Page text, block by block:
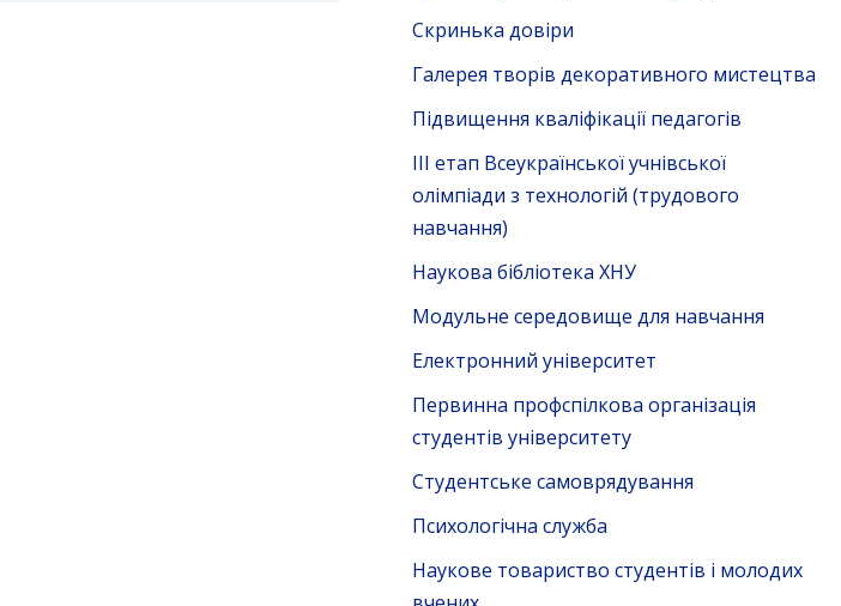
Скринька довiри
Галерея творів декоративного мистецтва
Підвищення кваліфікації педагогів
ІІІ етап Всеукраїнської учнівської
олімпіади з технологій (трудового
навчання)
Наукова бібліотека ХНУ
Модульне середовище для навчання
Електронний університет
Первинна профспілкова організація
студентів університету
Студентське самоврядування
Психологічна служба
Наукове товариство студентів і молодих